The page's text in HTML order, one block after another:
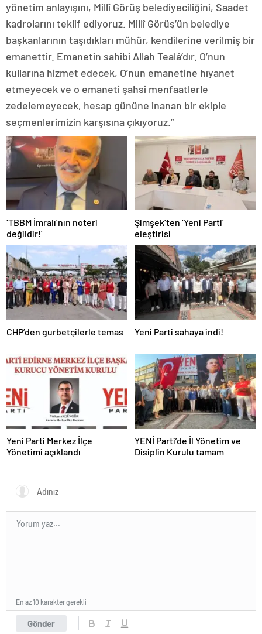
yönetim anlayışını, Millî Görüş belediyeciliğini, Saadet
kadrolarını teklif ediyoruz. Millî Görüş’ün belediye
başkanlarının taşıdıkları mühür, kendilerine verilmiş bir
emanettir. Emanetin sahibi Allah Tealâ’dır. O’nun
kullarına hizmet edecek, O’nun emanetine hıyanet
etmeyecek ve o emaneti şahsi menfaatlerle
zedelemeyecek, hesap gününe inanan bir ekiple
seçmenlerimizin karşısına çıkıyoruz.”
‘TBBM İmralı’nın noteri
değildir!’
Şimşek’ten ‘Yeni Parti’
eleştirisi
CHP’den gurbetçilerle temas Yeni Parti sahaya indi!
Yeni Parti Merkez İlçe
Yönetimi açıklandı
YENİ Parti’de İl Yönetim ve
Disiplin Kurulu tamam
Gönder
En az 10 karakter gerekli